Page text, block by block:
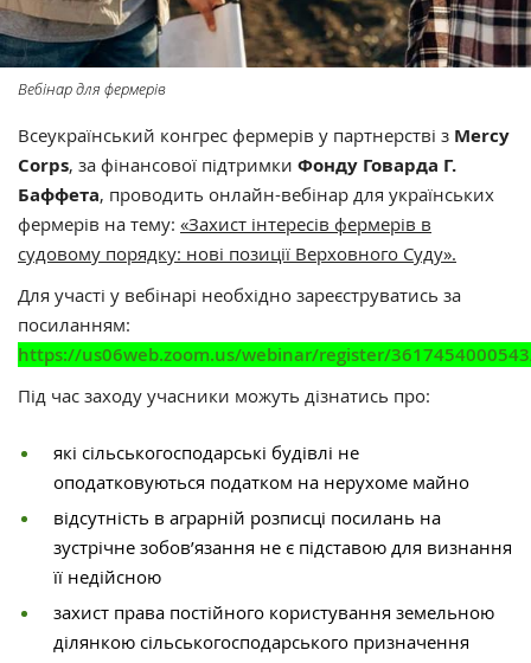
Вебінар для фермерів
Всеукраїнський конгрес фермерів у партнерстві з Mercy
Corps, за фінансової підтримки Фонду Говарда Г.
Баффета, проводить онлайн-вебінар для українських
фермерів на тему: «Захист інтересів фермерів в
судовому порядку: нові позиції Верховного Суду».
Для участі у вебінарі необхідно зареєструватись за
посиланням:
https://us06web.zoom.us/webinar/register/
Під час заходу учасники можуть дізнатись про:
які сільськогосподарські будівлі не
оподатковуються податком на нерухоме майно
відсутність в аграрній розписці посилань на
зустрічне зобов’язання не є підставою для визнання
її недійсною
захист права постійного користування земельною
ділянкою сільськогосподарського призначення